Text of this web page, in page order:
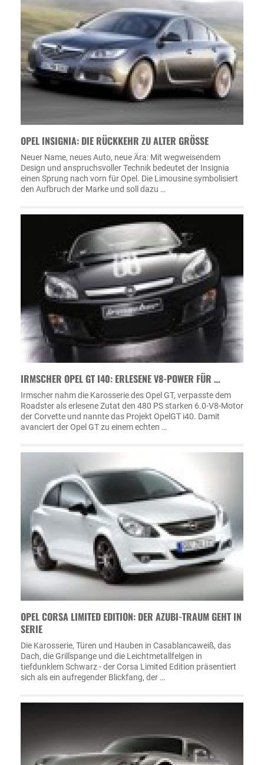
OPEL INSIGNIA: DIE RÜCKKEHR ZU ALTER GRÖSSE
Neuer Name, neues Auto, neue Ära: Mit wegweisendem
Design und anspruchsvoller Technik bedeutet der Insignia
einen Sprung nach vorn für Opel. Die Limousine symbolisiert
den Aufbruch der Marke und soll dazu …
IRMSCHER OPEL GT I40: ERLESENE V8-POWER FÜR …
Irmscher nahm die Karosserie des Opel GT, verpasste dem
Roadster als erlesene Zutat den 480 PS starken 6.0-V8-Motor
der Corvette und nannte das Projekt OpelGT i40. Damit
avanciert der Opel GT zu einem echten …
OPEL CORSA LIMITED EDITION: DER AZUBI-TRAUM GEHT IN
SERIE
Die Karosserie, Türen und Hauben in Casablancaweiß, das
Dach, die Grillspange und die Leichtmetallfelgen in
tiefdunklem Schwarz - der Corsa Limited Edition präsentiert
sich als ein aufregender Blickfang, der …